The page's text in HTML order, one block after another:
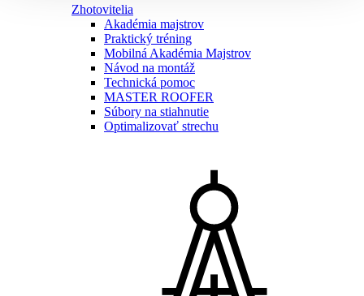
Zhotovitelia
Akadémia majstrov
Praktický tréning
Mobilná Akadémia Majstrov
Návod na montáž
Technická pomoc
MASTER ROOFER
Súbory na stiahnutie
Optimalizovať strechu